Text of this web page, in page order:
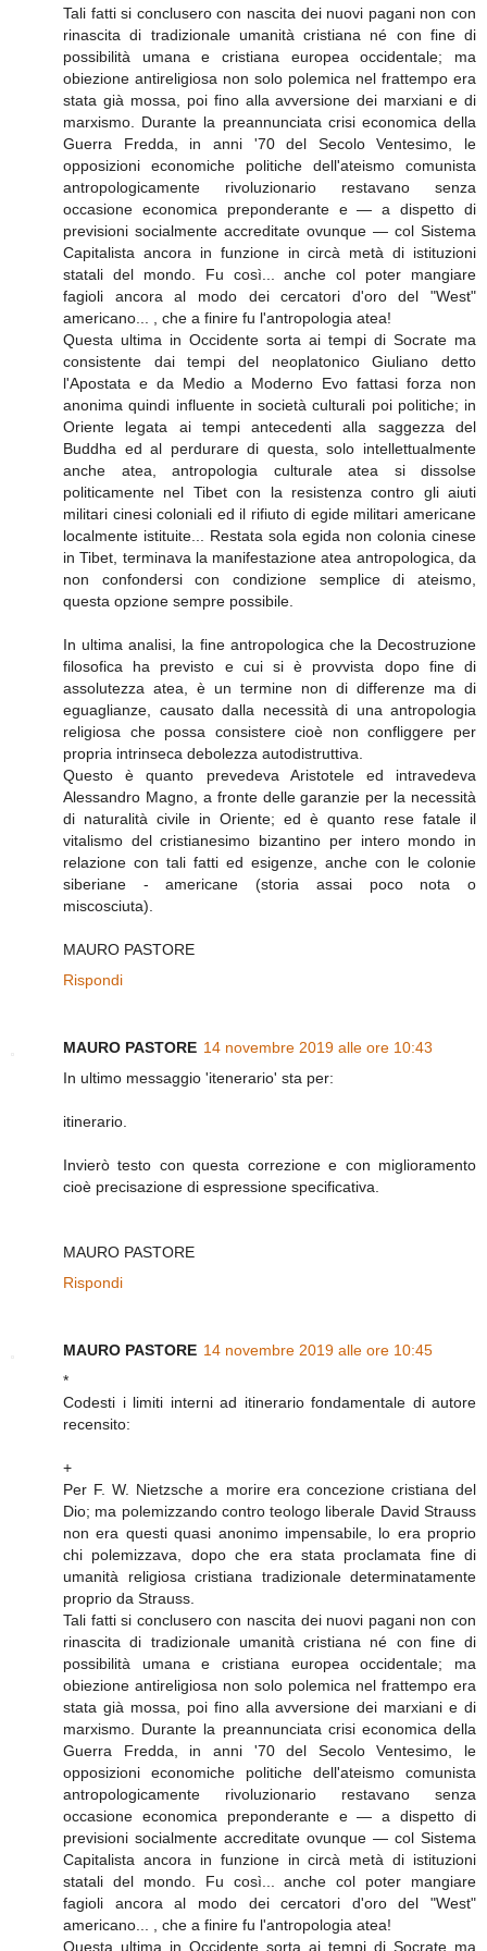
Tali fatti si conclusero con nascita dei nuovi pagani non con
rinascita di tradizionale umanità cristiana né con fine di
possibilità umana e cristiana europea occidentale; ma
obiezione antireligiosa non solo polemica nel frattempo era
stata già mossa, poi fino alla avversione dei marxiani e di
marxismo. Durante la preannunciata crisi economica della
Guerra Fredda, in anni '70 del Secolo Ventesimo, le
opposizioni economiche politiche dell'ateismo comunista
antropologicamente rivoluzionario restavano senza
occasione economica preponderante e — a dispetto di
previsioni socialmente accreditate ovunque — col Sistema
Capitalista ancora in funzione in circà metà di istituzioni
statali del mondo. Fu così... anche col poter mangiare
fagioli ancora al modo dei cercatori d'oro del "West"
americano... , che a finire fu l'antropologia atea!
Questa ultima in Occidente sorta ai tempi di Socrate ma
consistente dai tempi del neoplatonico Giuliano detto
l'Apostata e da Medio a Moderno Evo fattasi forza non
anonima quindi influente in società culturali poi politiche; in
Oriente legata ai tempi antecedenti alla saggezza del
Buddha ed al perdurare di questa, solo intellettualmente
anche atea, antropologia culturale atea si dissolse
politicamente nel Tibet con la resistenza contro gli aiuti
militari cinesi coloniali ed il rifiuto di egide militari americane
localmente istituite... Restata sola egida non colonia cinese
in Tibet, terminava la manifestazione atea antropologica, da
non confondersi con condizione semplice di ateismo,
questa opzione sempre possibile.
In ultima analisi, la fine antropologica che la Decostruzione
filosofica ha previsto e cui si è provvista dopo fine di
assolutezza atea, è un termine non di differenze ma di
eguaglianze, causato dalla necessità di una antropologia
religiosa che possa consistere cioè non confliggere per
propria intrinseca debolezza autodistruttiva.
Questo è quanto prevedeva Aristotele ed intravedeva
Alessandro Magno, a fronte delle garanzie per la necessità
di naturalità civile in Oriente; ed è quanto rese fatale il
vitalismo del cristianesimo bizantino per intero mondo in
relazione con tali fatti ed esigenze, anche con le colonie
siberiane - americane (storia assai poco nota o
miscosciuta).
MAURO PASTORE
Rispondi
MAURO PASTORE 14 novembre 2019 alle ore 10:43
In ultimo messaggio 'itenerario' sta per:
itinerario.
Invierò testo con questa correzione e con miglioramento
cioè precisazione di espressione specificativa.
MAURO PASTORE
Rispondi
MAURO PASTORE 14 novembre 2019 alle ore 10:45
*
Codesti i limiti interni ad itinerario fondamentale di autore
recensito:
+
Per F. W. Nietzsche a morire era concezione cristiana del
Dio; ma polemizzando contro teologo liberale David Strauss
non era questi quasi anonimo impensabile, lo era proprio
chi polemizzava, dopo che era stata proclamata fine di
umanità religiosa cristiana tradizionale determinatamente
proprio da Strauss.
Tali fatti si conclusero con nascita dei nuovi pagani non con
rinascita di tradizionale umanità cristiana né con fine di
possibilità umana e cristiana europea occidentale; ma
obiezione antireligiosa non solo polemica nel frattempo era
stata già mossa, poi fino alla avversione dei marxiani e di
marxismo. Durante la preannunciata crisi economica della
Guerra Fredda, in anni '70 del Secolo Ventesimo, le
opposizioni economiche politiche dell'ateismo comunista
antropologicamente rivoluzionario restavano senza
occasione economica preponderante e — a dispetto di
previsioni socialmente accreditate ovunque — col Sistema
Capitalista ancora in funzione in circà metà di istituzioni
statali del mondo. Fu così... anche col poter mangiare
fagioli ancora al modo dei cercatori d'oro del "West"
americano... , che a finire fu l'antropologia atea!
Questa ultima in Occidente sorta ai tempi di Socrate ma